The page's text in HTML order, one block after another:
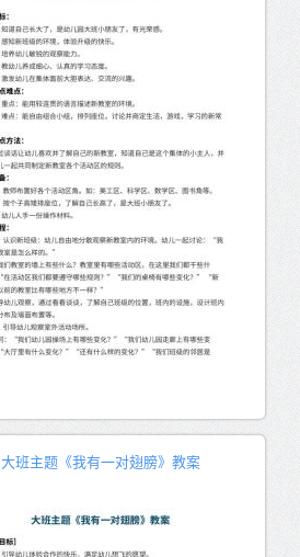
大班主题《我有一对翅膀》教案